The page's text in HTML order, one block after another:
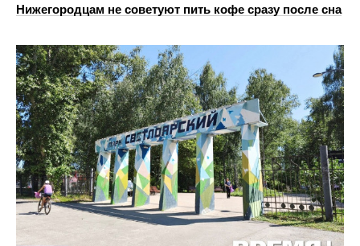
Нижегородцам не советуют пить кофе сразу после сна